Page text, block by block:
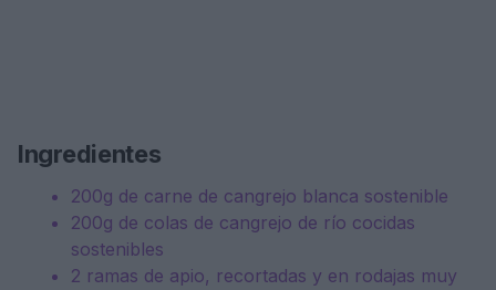
Ingredientes
200g de carne de cangrejo blanca sostenible
200g de colas de cangrejo de río cocidas
sostenibles
2 ramas de apio, recortadas y en rodajas muy